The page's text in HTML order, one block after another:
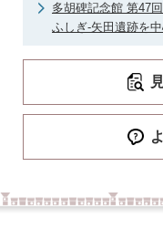
多胡碑記念館 第47
ふしぎ‐矢田遺跡を中